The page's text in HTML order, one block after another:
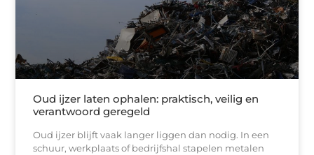
Oud ijzer laten ophalen: praktisch, veilig en
verantwoord geregeld
Oud ijzer blijft vaak langer liggen dan nodig. In een
schuur, werkplaats of bedrijfshal stapelen metalen